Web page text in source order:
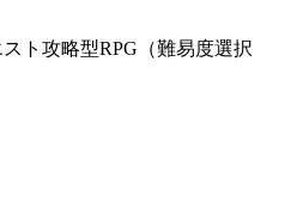
ト攻略型RPG（難易度選択